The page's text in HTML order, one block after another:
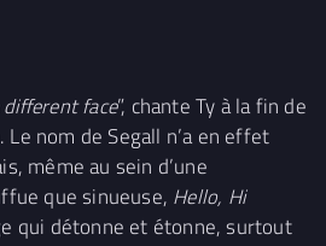
face”, chante Ty à la fin de
nom de Segall n’a en effet
même au sein d’une
que sinueuse, Hello, Hi
qui détonne et étonne, surtout